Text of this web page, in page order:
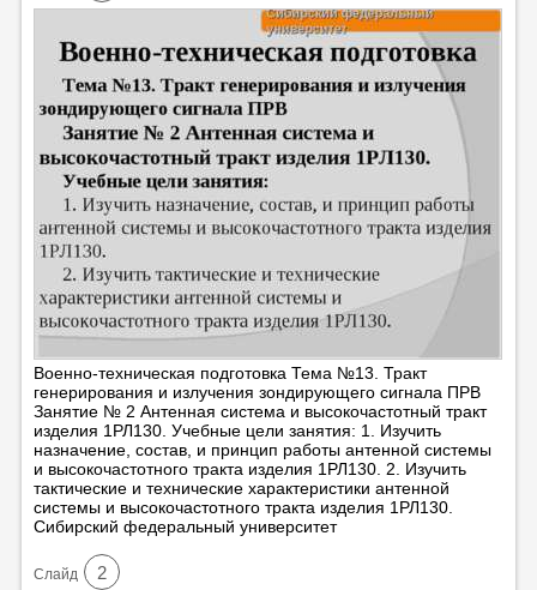
Военно-техническая подготовка Тема №13. Тракт
генерирования и излучения зондирующего сигнала ПРВ
Занятие № 2 Антенная система и высокочастотный тракт
изделия 1РЛ130. Учебные цели занятия: 1. Изучить
назначение, состав, и принцип работы антенной системы
и высокочастотного тракта изделия 1РЛ130. 2. Изучить
тактические и технические характеристики антенной
системы и высокочастотного тракта изделия 1РЛ130.
Сибирский федеральный университет
Cлайд 2